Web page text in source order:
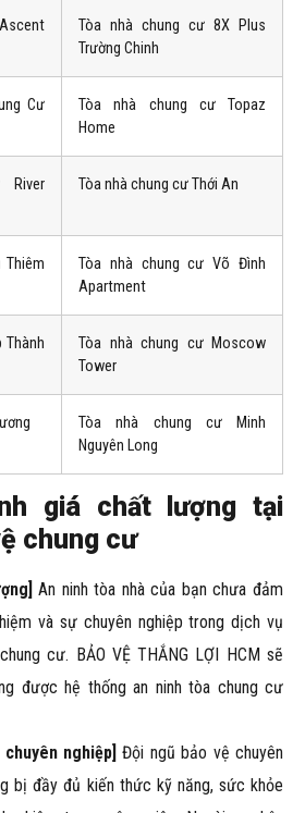
Tòa nhà chung cư 8X Plus
Trường Chinh
Cư
Tòa nhà chung cư Topaz
Home
Tòa nhà chung cư Thới An
Thiêm
Tòa nhà chung cư Võ Đình
Apartment
Thành
Tòa nhà chung cư Moscow
Tower
Tòa nhà chung cư Minh
Nguyên Long
giá chất lượng tại
chung cư
An ninh tòa nhà của bạn chưa đảm
và sự chuyên nghiệp trong dịch vụ
cư. BẢO VỆ THẮNG LỢI HCM sẽ
được hệ thống an ninh tòa chung cư
nghiệp] Đội ngũ bảo vệ chuyên
bị đầy đủ kiến thức kỹ năng, sức khỏe